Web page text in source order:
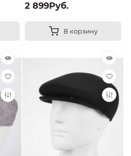
2 899Руб.
В корзину